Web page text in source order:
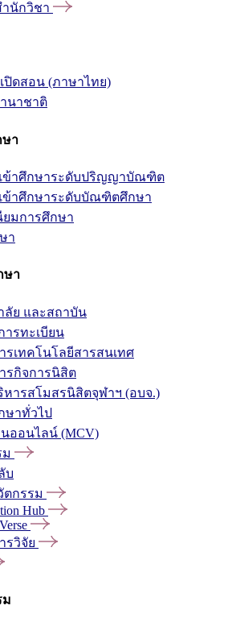
นักวิชา
ปิดสอน (ภาษาไทย)
นาชาติ
ษา
ข้าศึกษาระดับปริญญาบัณฑิต
ข้าศึกษาระดับบัณฑิตศึกษา
ยมการศึกษา
า
ษา
ย และสถาบัน
ารทะเบียน
รเทคโนโลยีสารสนเทศ
รกิจการนิสิต
หารสโมสรนิสิตจุฬาฯ (อบจ.)
ษาทั่วไป
นออนไลน์ (MCV)
บ
ตกรรม
Hub
รวิจัย
ม